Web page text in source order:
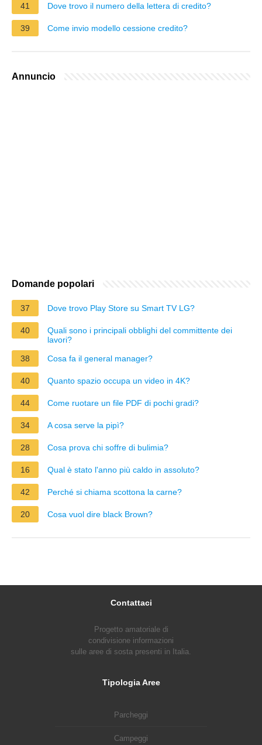
41 Dove trovo il numero della lettera di credito?
39 Come invio modello cessione credito?
Annuncio
Domande popolari
37 Dove trovo Play Store su Smart TV LG?
40
Quali sono i principali obblighi del committente dei
lavori?
38
Cosa fa il general manager?
40 Quanto spazio occupa un video in 4K?
44 Come ruotare un file PDF di pochi gradi?
34 A cosa serve la pipì?
28 Cosa prova chi soffre di bulimia?
16 Qual è stato l'anno più caldo in assoluto?
42 Perché si chiama scottona la carne?
20 Cosa vuol dire black Brown?
Contattaci
Progetto amatoriale di
condivisione informazioni
sulle aree di sosta presenti in Italia.
Tipologia Aree
Parcheggi
Campeggi